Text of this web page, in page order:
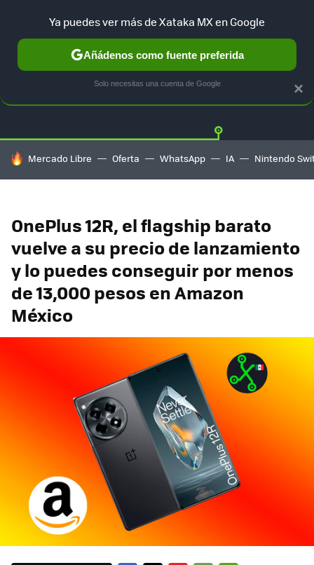
GUÍA DE COMPRAS MERCADO LIBRE
HOY SE HABLA DE
Mercado Libre Oferta WhatsApp IA Nintendo
OnePlus 12R, el flagship barato
vuelve a su precio de lanzamiento
y lo puedes conseguir por menos
de 13,000 pesos en Amazon
México
×
Ya puedes ver más de Xataka MX en Google
Añádenos como fuente preferida
Solo necesitas una cuenta de Google